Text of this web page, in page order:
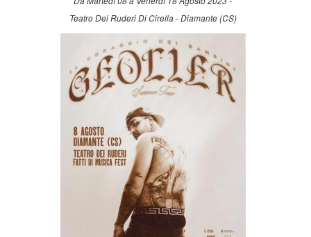
Teatro Dei Ruderi Di Cirella - Diamante (CS)